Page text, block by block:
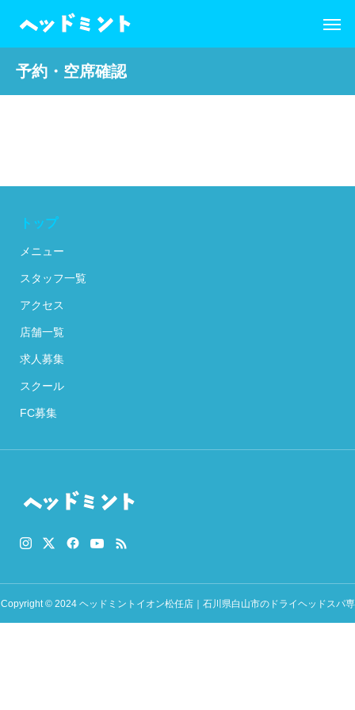
予約・空席確認
トップ
メニュー
スタッフ一覧
アクセス
店舗一覧
求人募集
スクール
FC募集
Copyright © 2024 ヘッドミントイオン松任店｜石川県白山市のドライヘッドスパ専